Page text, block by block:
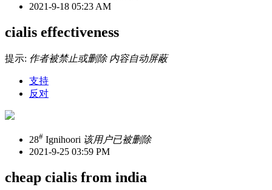
2021-9-18 05:23 AM
cialis effectiveness
提示: 作者被禁止或删除 内容自动屏蔽
支持
反对
28# Ignihoori 该用户已被删除
2021-9-25 03:59 PM
cheap cialis from india